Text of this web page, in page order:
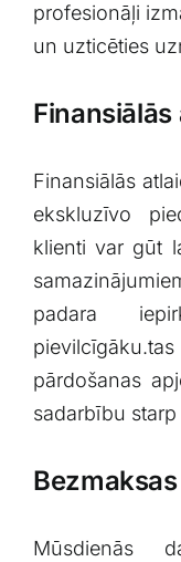
profesionāļi
un uzticēties
Finansiālās
Finansiālās
ekskluzīvo⁢
⁢klienti var ‌gūt
padara
pārdošanas
sadarbību
Mūsdienās